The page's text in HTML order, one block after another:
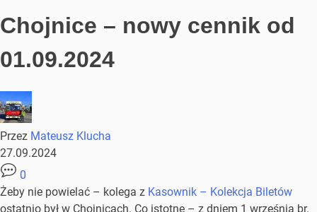
Chojnice – nowy cennik od
01.09.2024
Przez Mateusz Klucha
27.09.2024
0
Żeby nie powielać – kolega z Kasownik – Kolekcja Biletów
ostatnio był w Chojnicach. Co istotne – z dniem 1 września br.